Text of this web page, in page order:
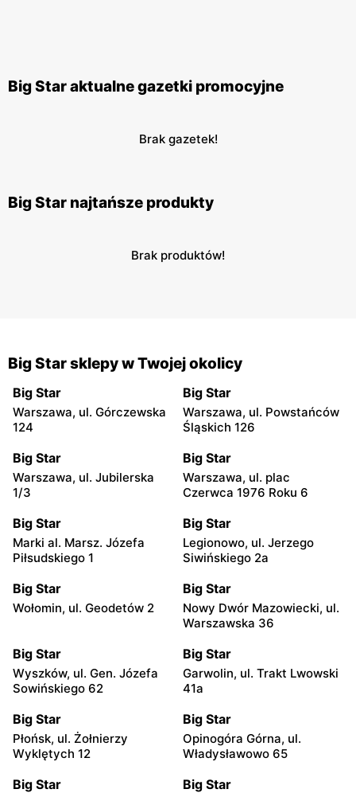
Big Star aktualne gazetki promocyjne
Brak gazetek!
Big Star najtańsze produkty
Brak produktów!
Big Star sklepy w Twojej okolicy
Big Star
Warszawa, ul. Górczewska
124
Big Star
Warszawa, ul. Powstańców
Śląskich 126
Big Star
Warszawa, ul. Jubilerska
1/3
Big Star
Warszawa, ul. plac
Czerwca 1976 Roku 6
Big Star
Marki al. Marsz. Józefa
Piłsudskiego 1
Big Star
Legionowo, ul. Jerzego
Siwińskiego 2a
Big Star
Wołomin, ul. Geodetów 2
Big Star
Nowy Dwór Mazowiecki, ul.
Warszawska 36
Big Star
Wyszków, ul. Gen. Józefa
Sowińskiego 62
Big Star
Garwolin, ul. Trakt Lwowski
41a
Big Star
Płońsk, ul. Żołnierzy
Wyklętych 12
Big Star
Opinogóra Górna, ul.
Władysławowo 65
Big Star Big Star